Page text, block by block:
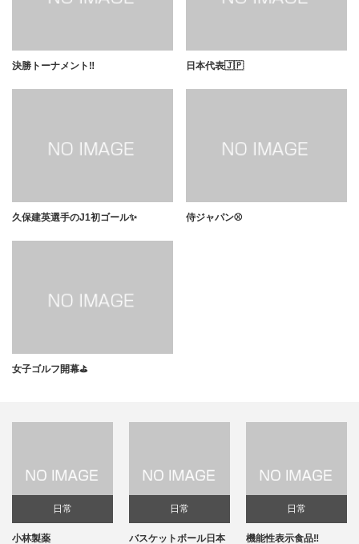
決勝トーナメント‼️ 日本代表🇯🇵
久保建英選手のJ1初ゴール✨ 侍ジャパン⚾️
女子ゴルフ開幕⛳️
日常
小林製薬
日常
バスケットボール日本
日常
機能性表示食品‼️